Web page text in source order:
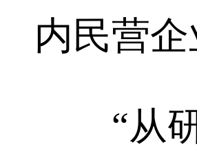
内民营
“从研